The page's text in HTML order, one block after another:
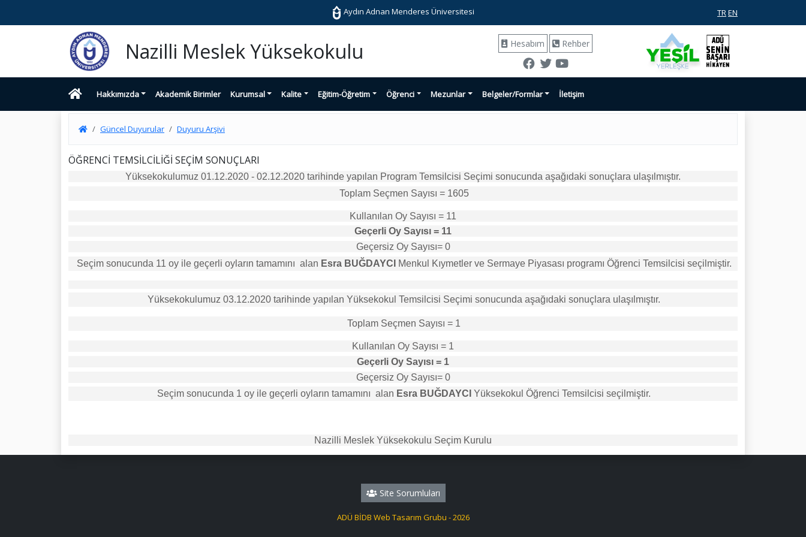
Aydın Adnan Menderes Üniversitesi TR EN
Nazilli Meslek Yüksekokulu Hesabım Rehber
Hakkımızda Akademik Birimler Kurumsal Kalite Eğitim-Öğretim Öğrenci Mezunlar Belgeler/Formlar İletişim
Güncel Duyurular Duyuru Arşivi
ÖĞRENCİ TEMSİLCİLİĞİ SEÇİM SONUÇLARI
Yüksekokulumuz 01.12.2020 - 02.12.2020 tarihinde yapılan Program Temsilcisi Seçimi sonucunda aşağıdaki sonuçlara ulaşılmıştır.
Toplam Seçmen Sayısı = 1605
Kullanılan Oy Sayısı = 11
Geçerli Oy Sayısı = 11
Geçersiz Oy Sayısı= 0
Seçim sonucunda 11 oy ile geçerli oyların tamamını alan Esra BUĞDAYCI Menkul Kıymetler ve Sermaye Piyasası programı Öğrenci Temsilcisi seçilmiştir.
Yüksekokulumuz 03.12.2020 tarihinde yapılan Yüksekokul Temsilcisi Seçimi sonucunda aşağıdaki sonuçlara ulaşılmıştır.
Toplam Seçmen Sayısı = 1
Kullanılan Oy Sayısı = 1
Geçerli Oy Sayısı = 1
Geçersiz Oy Sayısı= 0
Seçim sonucunda 1 oy ile geçerli oyların tamamını alan Esra BUĞDAYCI Yüksekokul Öğrenci Temsilcisi seçilmiştir.
Nazilli Meslek Yüksekokulu Seçim Kurulu
Site Sorumluları
ADÜ BİDB Web Tasarım Grubu - 2026